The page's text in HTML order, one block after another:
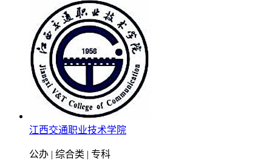
江西交通职业技术学院
公办 | 综合类 | 专科